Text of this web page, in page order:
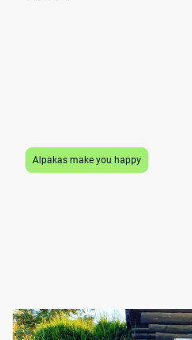
Alpakas make you happy